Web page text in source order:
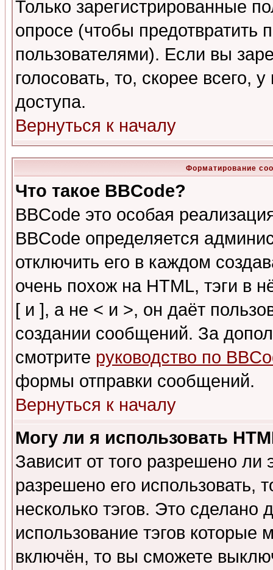
Только зарегистрированные
опросе (чтобы предотвратить
пользователями). Если вы
голосовать, то, скорее всего,
доступа.
Вернуться к началу
Форматирование
Что такое BBCode?
BBCode это особая
BBCode определяется
отключить его в каждом
очень похож на HTML, тэги в
[ и ], а не < и >, он даёт
создании сообщений. За
смотрите руководство по
формы отправки сообщений.
Вернуться к началу
Могу ли я использовать
Зависит от того разрешено
разрешено его использовать,
несколько тэгов. Это сделано
использование тэгов
включён, то вы сможете